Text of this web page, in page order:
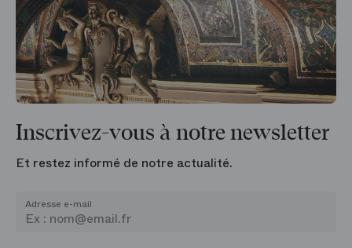
Inscrivez-vous à notre newsletter
Et restez informé de notre actualité.
Adresse e-mail